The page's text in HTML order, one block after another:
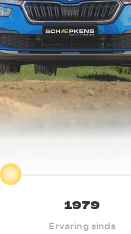
1979
Ervaring sinds